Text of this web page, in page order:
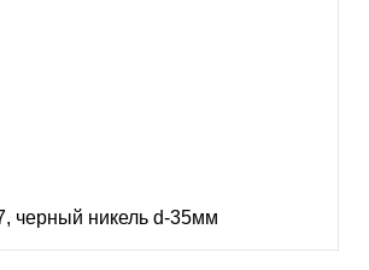
черный никель d-35мм